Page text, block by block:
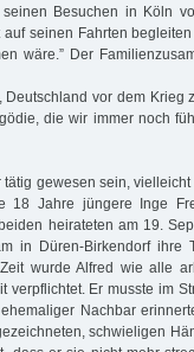
Besuchen in Köln
seinen Fahrten
wäre.” Der
vor dem Krieg
die wir immer noch
gewesen sein,
18 Jahre jüngere Inge
heirateten am 19.
in Düren-Birkendorf ihre
wurde Alfred wie alle
verpflichtet. Er musste im
Nachbar
schwieligen